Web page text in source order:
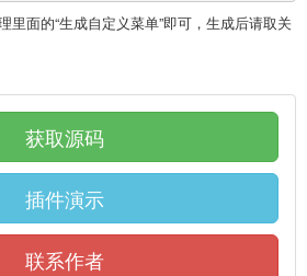
里面的“生成自定义菜单”即可，生成后请取关
获取源码
插件演示
联系作者